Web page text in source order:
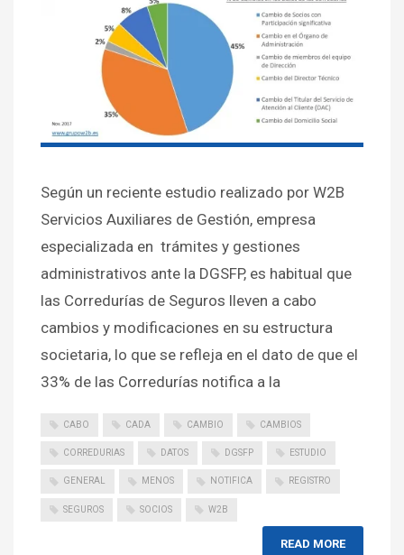
Según un reciente estudio realizado por W2B
Servicios Auxiliares de Gestión, empresa
especializada en trámites y gestiones
administrativos ante la DGSFP, es habitual que
las Corredurías de Seguros lleven a cabo
cambios y modificaciones en su estructura
societaria, lo que se refleja en el dato de que el
33% de las Corredurías notifica a la
CABO CADA CAMBIO CAMBIOS
CORREDURIAS DATOS DGSFP ESTUDIO
GENERAL MENOS NOTIFICA REGISTRO
SEGUROS SOCIOS W2B
READ MORE